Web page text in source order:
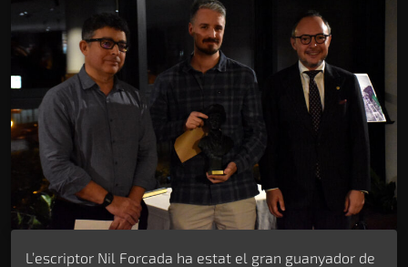
L’escriptor Nil Forcada ha estat el gran guanyador de